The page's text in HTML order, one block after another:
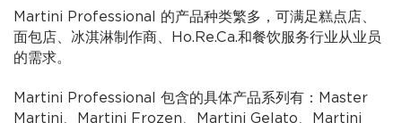
Martini Professional 的产品种类繁多，可满足糕点店、
面包店、冰淇淋制作商、Ho.Re.Ca.和餐饮服务行业从业员
的需求。
Martini Professional 包含的具体产品系列有：Master
Martini、Martini Frozen、Martini Gelato、Martini